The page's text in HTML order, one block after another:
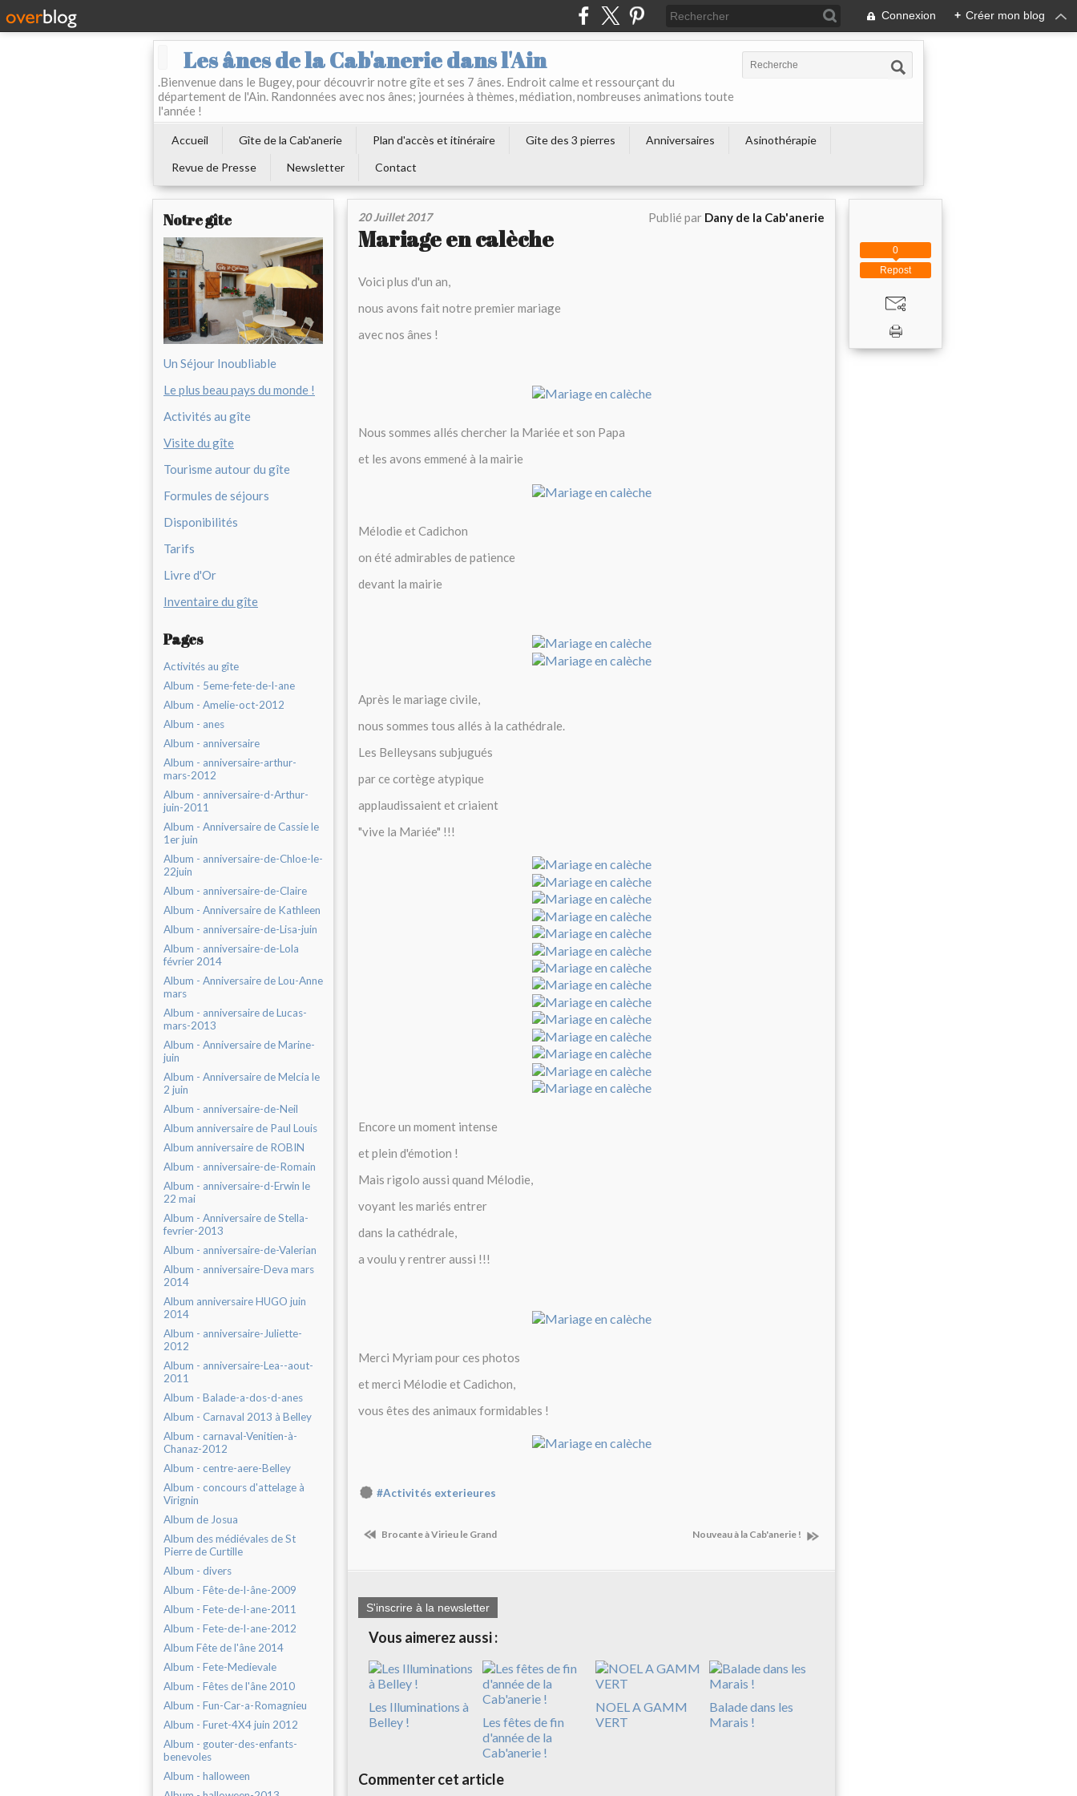
Connexion + Créer mon blog
Les ânes de la Cab'anerie dans l'Ain
.Bienvenue dans le Bugey, pour découvrir notre gîte et ses 7 ânes. Endroit calme et ressourçant du
département de l'Ain. Randonnées avec nos ânes; journées à thèmes, médiation, nombreuses animations toute
l'année !
Accueil Gîte de la Cab'anerie Plan d'accès et itinéraire Gite des 3 pierres Anniversaires
Asinothérapie
Revue de Presse
Newsletter Contact
Notre gîte
Un Séjour Inoubliable
Le plus beau pays du monde !
Activités au gîte
Visite du gîte
Tourisme autour du gîte
Formules de séjours
Disponibilités
Tarifs
Livre d'Or
Inventaire du gîte
Pages
Activités au gîte
Album - 5eme-fete-de-l-ane
Album - Amelie-oct-2012
Album - anes
Album - anniversaire
Album - anniversaire-arthur-
mars-2012
Album - anniversaire-d-Arthur-
juin-2011
Album - Anniversaire de Cassie le
1er juin
Album - anniversaire-de-Chloe-le-
22juin
Album - anniversaire-de-Claire
Album - Anniversaire de Kathleen
Album - anniversaire-de-Lisa-juin
Album - anniversaire-de-Lola
février 2014
Album - Anniversaire de Lou-Anne
mars
Album - anniversaire de Lucas-
mars-2013
Album - Anniversaire de Marine-
juin
Album - Anniversaire de Melcia le
2 juin
Album - anniversaire-de-Neil
Album anniversaire de Paul Louis
Album anniversaire de ROBIN
Album - anniversaire-de-Romain
Album - anniversaire-d-Erwin le
22 mai
Album - Anniversaire de Stella-
fevrier-2013
Album - anniversaire-de-Valerian
Album - anniversaire-Deva mars
2014
Album anniversaire HUGO juin
2014
Album - anniversaire-Juliette-
2012
Album - anniversaire-Lea--aout-
2011
Album - Balade-a-dos-d-anes
Album - Carnaval 2013 à Belley
Album - carnaval-Venitien-à-
Chanaz-2012
Album - centre-aere-Belley
Album - concours d'attelage à
Virignin
Album de Josua
Album des médiévales de St
Pierre de Curtille
Album - divers
Album - Fête-de-l-âne-2009
Album - Fete-de-l-ane-2011
Album - Fete-de-l-ane-2012
Album Fête de l'âne 2014
Album - Fete-Medievale
Album - Fêtes de l'âne 2010
Album - Fun-Car-a-Romagnieu
Album - Furet-4X4 juin 2012
Album - gouter-des-enfants-
benevoles
Album - halloween
20 Juillet 2017 Publié par Dany de la Cab'anerie
Mariage en calèche
Voici plus d'un an,
nous avons fait notre premier mariage
avec nos ânes !
Nous sommes allés chercher la Mariée et son Papa
et les avons emmené à la mairie
Mélodie et Cadichon
on été admirables de patience
devant la mairie
Après le mariage civile,
nous sommes tous allés à la cathédrale.
Les Belleysans subjugués
par ce cortège atypique
applaudissaient et criaient
"vive la Mariée" !!!
Encore un moment intense
et plein d'émotion !
Mais rigolo aussi quand Mélodie,
voyant les mariés entrer
dans la cathédrale,
a voulu y rentrer aussi !!!
Merci Myriam pour ces photos
et merci Mélodie et Cadichon,
vous êtes des animaux formidables !
#Activités exterieures
Brocante à Virieu le Grand Nouveau à la Cab'anerie !
S'inscrire à la newsletter
Vous aimerez aussi :
Les Illuminations à
Belley !
Les fêtes de fin
d'année de la
Cab'anerie !
NOEL A GAMM
VERT
Balade dans les
Marais !
Commenter cet article
Repost
0